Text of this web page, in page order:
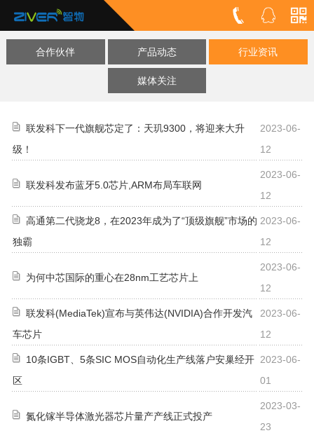
合作伙伴 产品动态 行业资讯
媒体关注
联发科下一代旗舰芯定了：天玑9300，将迎来大升
级！
2023-06-
12
联发科发布蓝牙5.0芯片,ARM布局车联网
2023-06-
12
高通第二代骁龙8，在2023年成为了“顶级旗舰”市场的
独霸
2023-06-
12
为何中芯国际的重心在28nm工艺芯片上
2023-06-
12
联发科(MediaTek)宣布与英伟达(NVIDIA)合作开发汽
车芯片
2023-06-
12
10条IGBT、5条SIC MOS自动化生产线落户安巢经开
区
2023-06-
01
氮化镓半导体激光器芯片量产产线正式投产
2023-03-
23